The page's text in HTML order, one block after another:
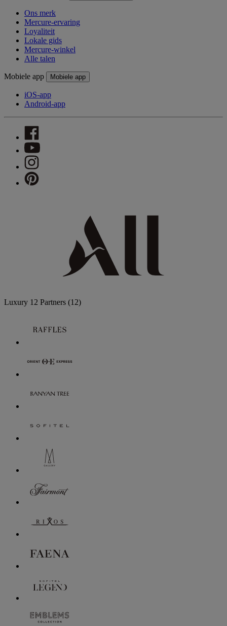
Ons merk
Mercure-ervaring
Loyaliteit
Lokale gids
Mercure-winkel
Alle talen
Mobiele app Mobiele app
iOS-app
Android-app
Luxury 12 Partners (12)